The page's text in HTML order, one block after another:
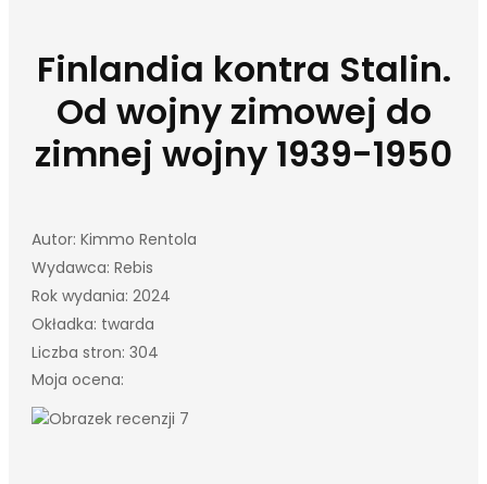
Finlandia kontra Stalin.
Od wojny zimowej do
zimnej wojny 1939-1950
Autor: Kimmo Rentola
Wydawca: Rebis
Rok wydania: 2024
Okładka: twarda
Liczba stron: 304
Moja ocena: